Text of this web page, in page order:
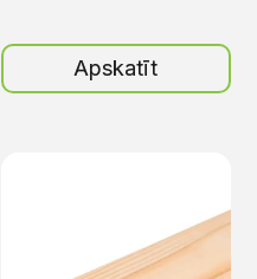
Apskatīt